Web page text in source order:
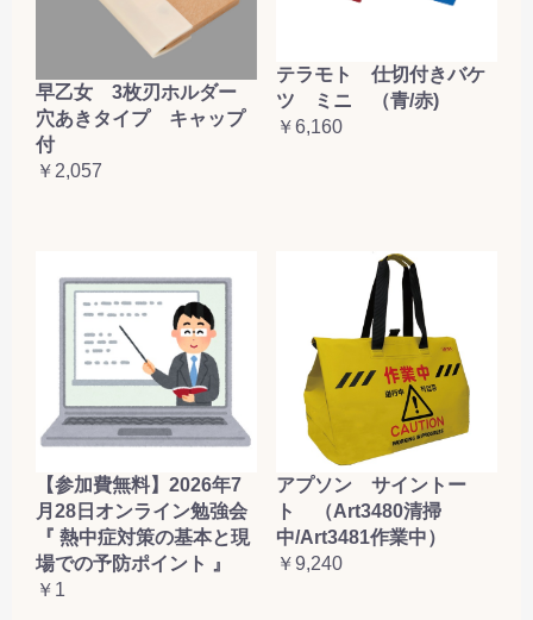
早乙女 3枚刃ホルダー
穴あきタイプ キャップ
付
￥2,057
テラモト 仕切付きバケ
ツ ミニ （青/赤)
￥6,160
【参加費無料】2026年7
月28日オンライン勉強会
『 熱中症対策の基本と現
場での予防ポイント 』
￥1
アプソン サイントー
ト （Art3480清掃
中/Art3481作業中）
￥9,240